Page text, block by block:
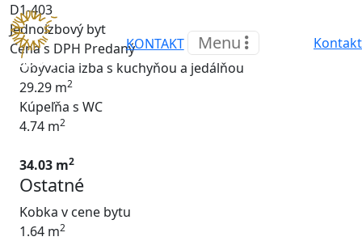
KONTAKT Menu Kontakt
D1-403
Jednoizbový byt
Cena s DPH Predaný
Obývacia izba s kuchyňou a jedálňou
29.29 m2
Kúpeľňa s WC
4.74 m2
34.03 m2
Ostatné
Kobka v cene bytu
1.64 m2